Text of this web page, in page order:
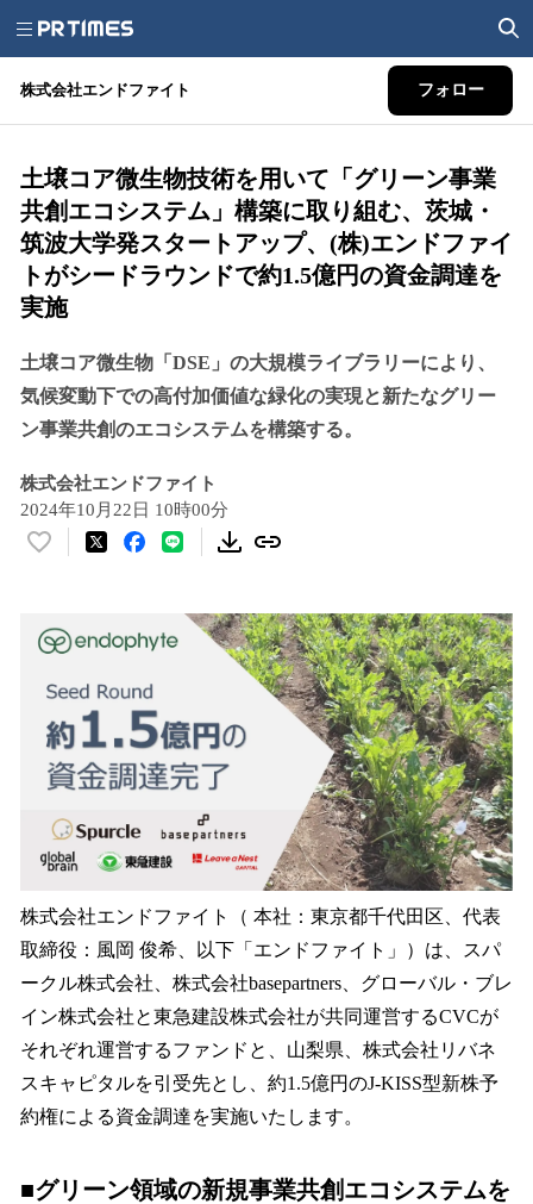
株式会社エンドファイト フォロー
土壌コア微生物技術を用いて「グリーン事業
共創エコシステム」構築に取り組む、茨城・
筑波大学発スタートアップ、(株)エンドファイ
トがシードラウンドで約1.5億円の資金調達を
実施
土壌コア微生物「DSE」の大規模ライブラリーにより、
気候変動下での高付加価値な緑化の実現と新たなグリー
ン事業共創のエコシステムを構築する。
株式会社エンドファイト
2024年10月22日 10時00分
い
！
数
読
み
込
み
で
す
株式会社エンドファイト（ 本社：東京都千代田区、代表
取締役：風岡 俊希、以下「エンドファイト」）は、スパ
ークル株式会社、株式会社basepartners、グローバル・ブレ
イン株式会社と東急建設株式会社が共同運営するCVCが
それぞれ運営するファンドと、山梨県、株式会社リバネ
スキャピタルを引受先とし、約1.5億円のJ-KISS型新株予
約権による資金調達を実施いたします。
■グリーン領域の新規事業共創エコシステムを